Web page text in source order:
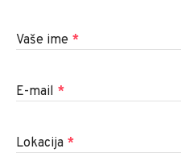
Vaše ime *
E-mail *
Lokacija *